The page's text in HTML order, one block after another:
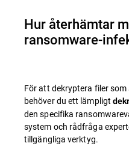
Hur återhämtar
ransomware-
För att dekryptera filer
behöver du ett lämpligt
den specifika
system och rådfråga
tillgängliga verktyg.